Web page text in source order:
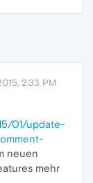
2:33 PM
01/update-
neuen
mehr